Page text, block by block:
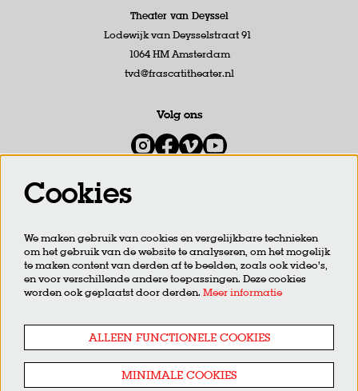
Theater van Deyssel
Lodewijk van Deysselstraat 91
1064 HM Amsterdam
tvd@frascatitheater.nl
Volg ons
Meld je aan voor de nieuwsbrief
AANMELDEN
Cookies
We maken gebruik van cookies en vergelijkbare technieken
om het gebruik van de website te analyseren, om het mogelijk
te maken content van derden af te beelden, zoals ook video’s,
en voor verschillende andere toepassingen. Deze cookies
worden ook geplaatst door derden. Meer informatie
ALLEEN FUNCTIONELE COOKIES
MINIMALE COOKIES